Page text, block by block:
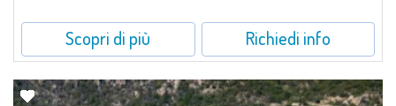
Scopri di più Richiedi info